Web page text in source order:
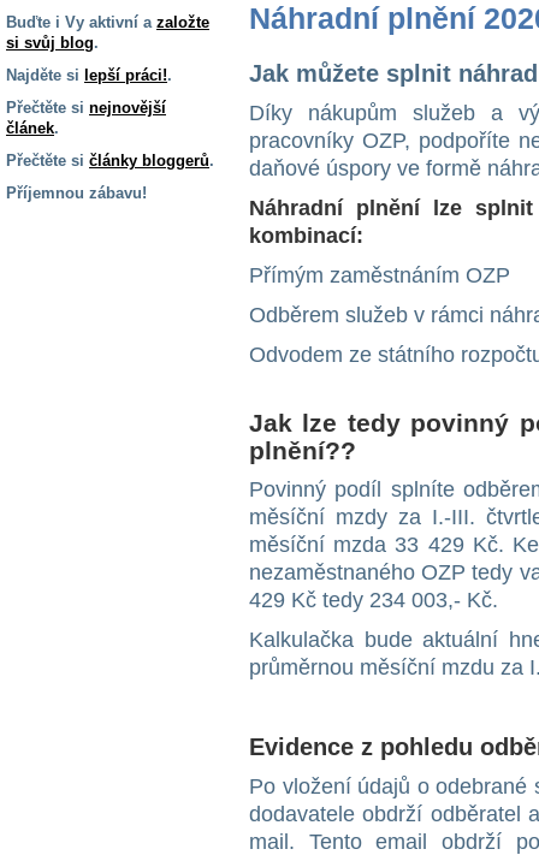
Buďte i Vy aktivní a založte
si svůj blog.
Najděte si lepší práci!.
Přečtěte si nejnovější
článek.
Přečtěte si články bloggerů.
Příjemnou zábavu!
Náhradní plnění
Jak můžete splnit
Díky nákupům služeb a
pracovníky OZP, podpoříte
daňové úspory ve formě
Náhradní plnění lze
kombinací:
Přímým zaměstnáním OZP
Odběrem služeb v rámci
Odvodem ze státního
Jak lze tedy povinný
plnění??
Povinný podíl splníte
měsíční mzdy za I.-III.
měsíční mzda 33 429 Kč.
nezaměstnaného OZP tedy
429 Kč tedy 234 003,- Kč.
Kalkulačka bude aktuální
průměrnou měsíční mzdu za
Evidence z pohledu
Po vložení údajů o odebrané
dodavatele obdrží odběratel
mail. Tento email obdrží